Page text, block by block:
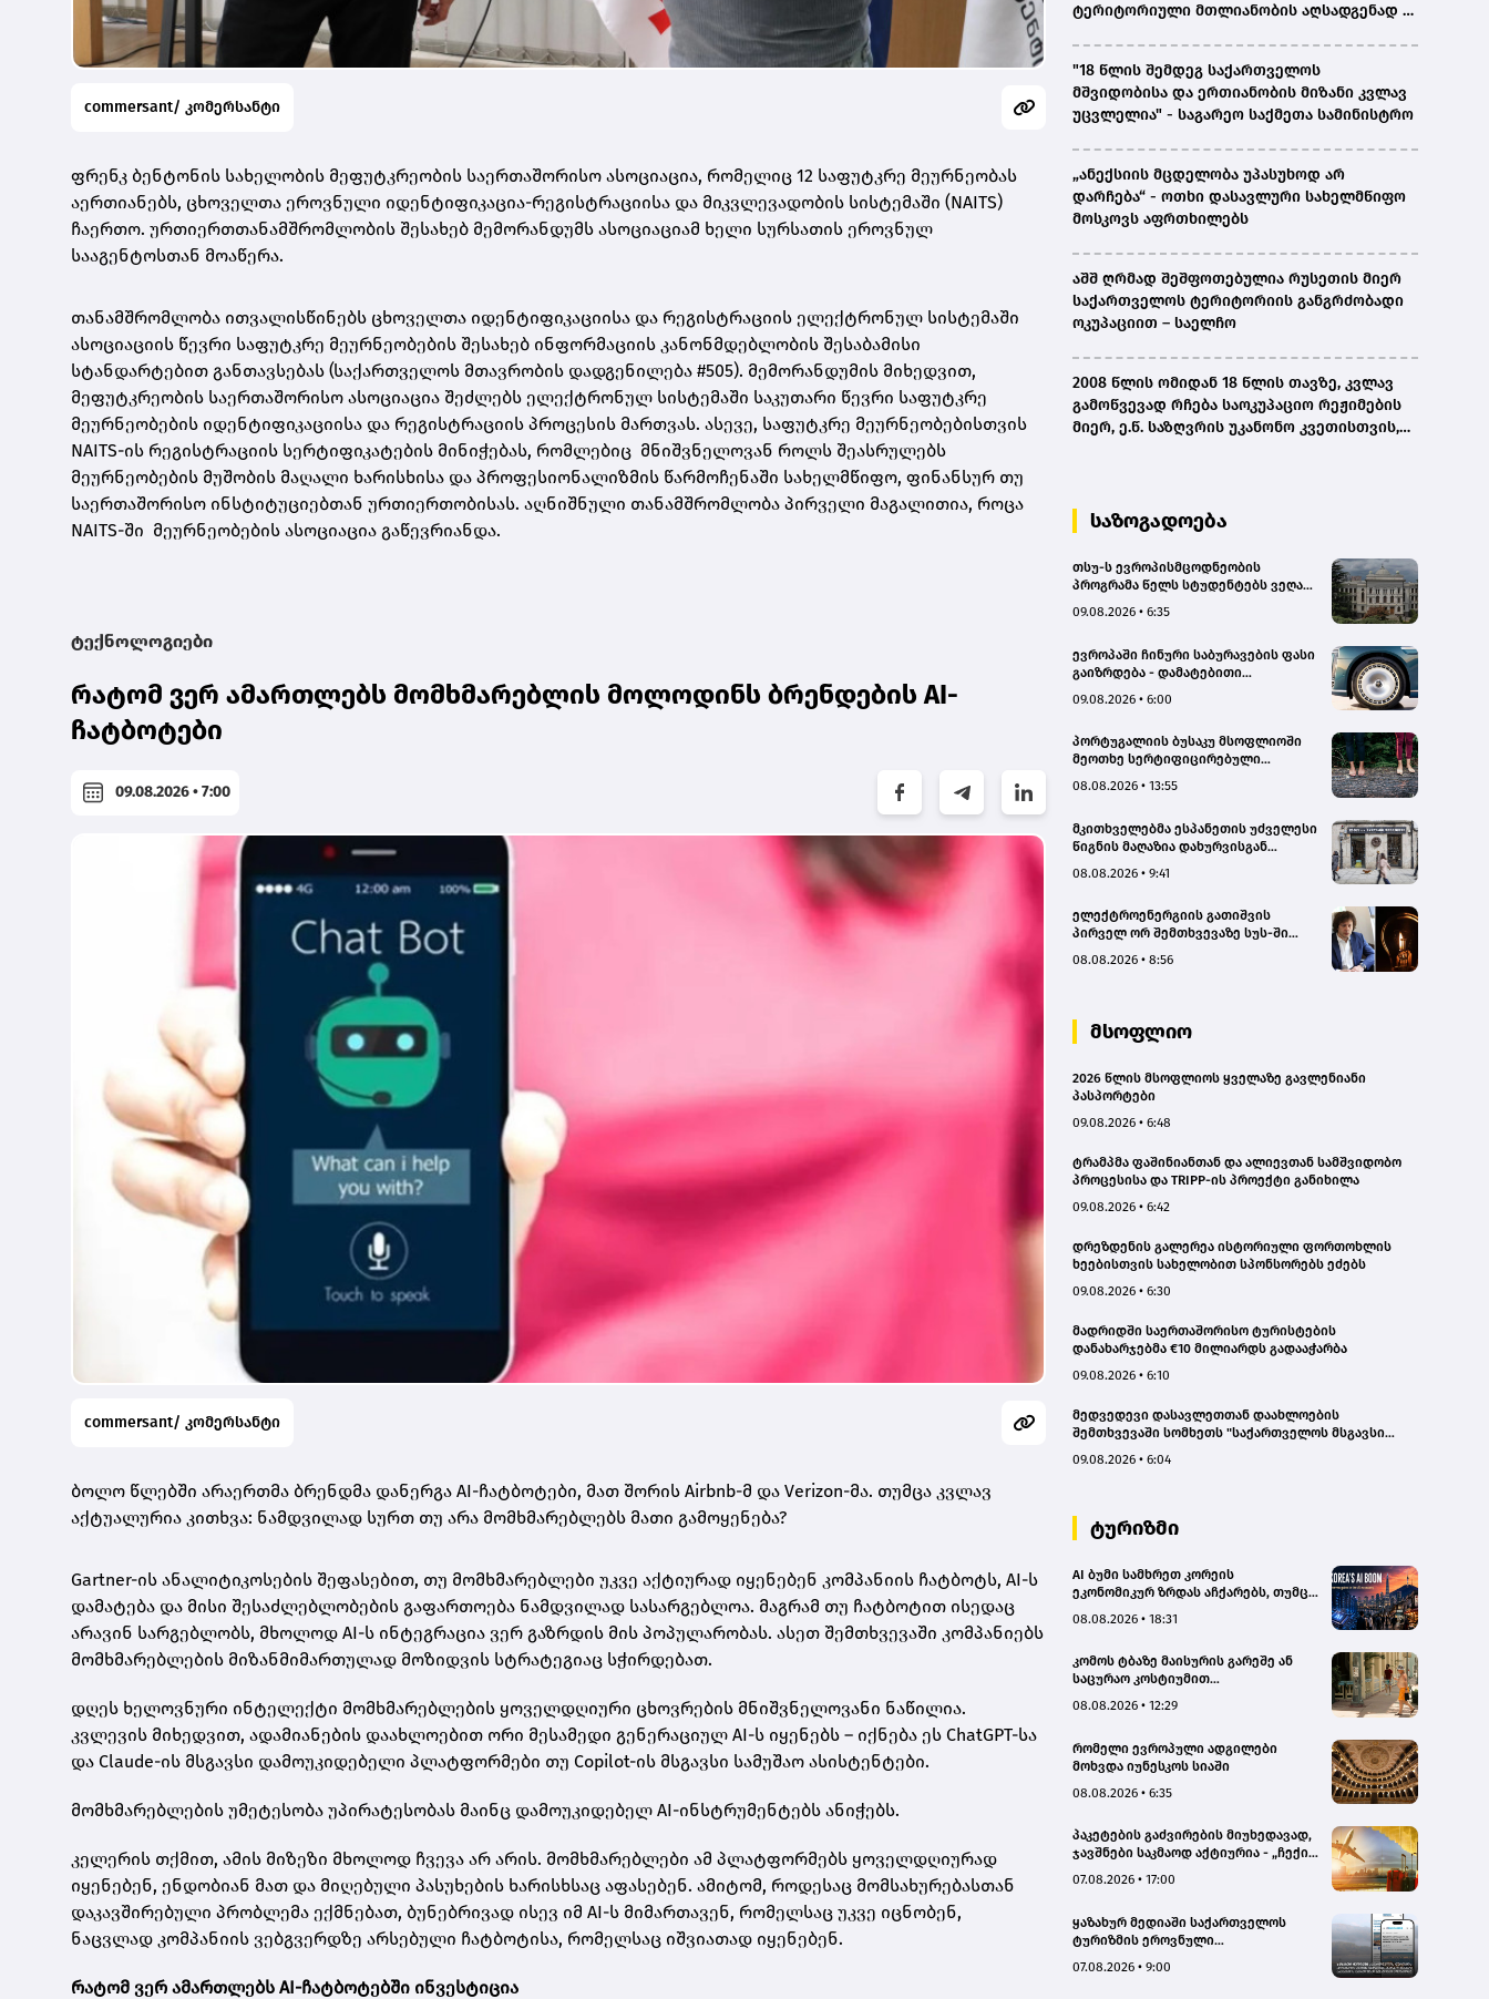
commersant/ კომერსანტი
ფრენკ ბენტონის სახელობის მეფუტკრეობის საერთაშორისო ასოციაცია, რომელიც 12 საფუტკრე მეურნეობას
აერთიანებს, ცხოველთა ეროვნული იდენტიფიკაცია-რეგისტრაციისა და მიკვლევადობის სისტემაში (NAITS)
ჩაერთო. ურთიერთთანამშრომლობის შესახებ მემორანდუმს ასოციაციამ ხელი სურსათის ეროვნულ
სააგენტოსთან მოაწერა.
თანამშრომლობა ითვალისწინებს ცხოველთა იდენტიფიკაციისა და რეგისტრაციის ელექტრონულ სისტემაში
ასოციაციის წევრი საფუტკრე მეურნეობების შესახებ ინფორმაციის კანონმდებლობის შესაბამისი
სტანდარტებით განთავსებას (საქართველოს მთავრობის დადგენილება #505). მემორანდუმის მიხედვით,
მეფუტკრეობის საერთაშორისო ასოციაცია შეძლებს ელექტრონულ სისტემაში საკუთარი წევრი საფუტკრე
მეურნეობების იდენტიფიკაციისა და რეგისტრაციის პროცესის მართვას. ასევე, საფუტკრე მეურნეობებისთვის
NAITS-ის რეგისტრაციის სერტიფიკატების მინიჭებას, რომლებიც მნიშვნელოვან როლს შეასრულებს
მეურნეობების მუშობის მაღალი ხარისხისა და პროფესიონალიზმის წარმოჩენაში სახელმწიფო, ფინანსურ თუ
საერთაშორისო ინსტიტუციებთან ურთიერთობისას. აღნიშნული თანამშრომლობა პირველი მაგალითია, როცა
NAITS-ში მეურნეობების ასოციაცია გაწევრიანდა.
ტექნოლოგიები
რატომ ვერ ამართლებს მომხმარებლის მოლოდინს ბრენდების AI-
ჩატბოტები
09.08.2026 • 7:00
commersant/ კომერსანტი
ბოლო წლებში არაერთმა ბრენდმა დანერგა AI-ჩატბოტები, მათ შორის Airbnb-მ და Verizon-მა. თუმცა კვლავ
აქტუალურია კითხვა: ნამდვილად სურთ თუ არა მომხმარებლებს მათი გამოყენება?
Gartner-ის ანალიტიკოსების შეფასებით, თუ მომხმარებლები უკვე აქტიურად იყენებენ კომპანიის ჩატბოტს, AI-ს
დამატება და მისი შესაძლებლობების გაფართოება ნამდვილად სასარგებლოა. მაგრამ თუ ჩატბოტით ისედაც
არავინ სარგებლობს, მხოლოდ AI-ს ინტეგრაცია ვერ გაზრდის მის პოპულარობას. ასეთ შემთხვევაში კომპანიებს
მომხმარებლების მიზანმიმართულად მოზიდვის სტრატეგიაც სჭირდებათ.
დღეს ხელოვნური ინტელექტი მომხმარებლების ყოველდღიური ცხოვრების მნიშვნელოვანი ნაწილია.
კვლევის მიხედვით, ადამიანების დაახლოებით ორი მესამედი გენერაციულ AI-ს იყენებს – იქნება ეს ChatGPT-სა
და Claude-ის მსგავსი დამოუკიდებელი პლატფორმები თუ Copilot-ის მსგავსი სამუშაო ასისტენტები.
მომხმარებლების უმეტესობა უპირატესობას მაინც დამოუკიდებელ AI-ინსტრუმენტებს ანიჭებს.
კელერის თქმით, ამის მიზეზი მხოლოდ ჩვევა არ არის. მომხმარებლები ამ პლატფორმებს ყოველდღიურად
იყენებენ, ენდობიან მათ და მიღებული პასუხების ხარისხსაც აფასებენ. ამიტომ, როდესაც მომსახურებასთან
დაკავშირებული პრობლემა ექმნებათ, ბუნებრივად ისევ იმ AI-ს მიმართავენ, რომელსაც უკვე იცნობენ,
ნაცვლად კომპანიის ვებგვერდზე არსებული ჩატბოტისა, რომელსაც იშვიათად იყენებენ.
რატომ ვერ ამართლებს AI-ჩატბოტებში ინვესტიცია
ტერიტორიული მთლიანობის აღსადგენად -
"18 წლის შემდეგ საქართველოს
მშვიდობისა და ერთიანობის მიზანი კვლავ
უცვლელია" - საგარეო საქმეთა სამინისტრო
„ანექსიის მცდელობა უპასუხოდ არ
დარჩება“ - ოთხი დასავლური სახელმწიფო
მოსკოვს აფრთხილებს
აშშ ღრმად შეშფოთებულია რუსეთის მიერ
საქართველოს ტერიტორიის განგრძობადი
ოკუპაციით – საელჩო
2008 წლის ომიდან 18 წლის თავზე, კვლავ
გამოწვევად რჩება საოკუპაციო რეჟიმების
მიერ, ე.წ. საზღვრის უკანონო კვეთისთვის,
სახალხო დამცველი
საზოგადოება
თსუ-ს ევროპისმცოდნეობის
პროგრამა წელს სტუდენტებს ვეღარ
09.08.2026 • 6:35
ევროპაში ჩინური საბურავების ფასი
გაიზრდება - დამატებითი
09.08.2026 • 6:00
პორტუგალიის ბუსაკუ მსოფლიოში
მეოთხე სერტიფიცირებული
08.08.2026 • 13:55
მკითხველებმა ესპანეთის უძველესი
წიგნის მაღაზია დახურვისგან
08.08.2026 • 9:41
ელექტროენერგიის გათიშვის
პირველ ორ შემთხვევაზე სუს-ში
გათიშვას ჰქონდა კონკრეტული
08.08.2026 • 8:56
მსოფლიო
2026 წლის მსოფლიოს ყველაზე გავლენიანი
პასპორტები
09.08.2026 • 6:48
ტრამპმა ფაშინიანთან და ალიევთან სამშვიდობო
პროცესისა და TRIPP-ის პროექტი განიხილა
09.08.2026 • 6:42
დრეზდენის გალერეა ისტორიული ფორთოხლის
ხეებისთვის სახელობით სპონსორებს ეძებს
09.08.2026 • 6:30
მადრიდში საერთაშორისო ტურისტების
დანახარჯებმა €10 მილიარდს გადააჭარბა
09.08.2026 • 6:10
მედვედევი დასავლეთთან დაახლოების
შემთხვევაში სომხეთს "საქართველოს მსგავსი
09.08.2026 • 6:04
ტურიზმი
AI ბუმი სამხრეთ კორეის
ეკონომიკურ ზრდას აჩქარებს, თუმცა
08.08.2026 • 18:31
კომოს ტბაზე მაისურის გარეშე ან
საცურაო კოსტიუმით
ევრომდე დააჯარიმებენ
08.08.2026 • 12:29
რომელი ევროპული ადგილები
მოხვდა იუნესკოს სიაში
08.08.2026 • 6:35
პაკეტების გაძვირების მიუხედავად,
ჯავშნები საკმაოდ აქტიურია - „ჩექინ
07.08.2026 • 17:00
ყაზახურ მედიაში საქართველოს
ტურიზმის ეროვნული
კამპანიის ფარგლებში სტატიები
07.08.2026 • 9:00